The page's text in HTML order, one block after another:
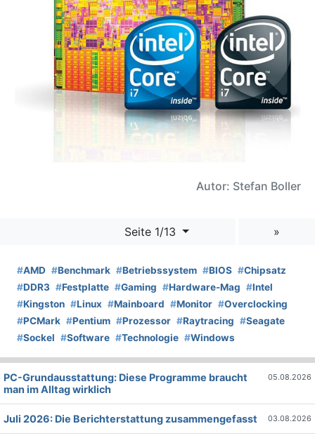
Autor: Stefan Boller
Seite 1/13 »
#AMD #Benchmark #Betriebssystem #BIOS #Chipsatz
#DDR3 #Festplatte #Gaming #Hardware-Mag #Intel
#Kingston #Linux #Mainboard #Monitor #Overclocking
#PCMark #Pentium #Prozessor #Raytracing #Seagate
#Sockel #Software #Technologie #Windows
PC-Grundausstattung: Diese Programme braucht
man im Alltag wirklich
05.08.2026
Juli 2026: Die Bericht­erstattung zusammengefasst 03.08.2026